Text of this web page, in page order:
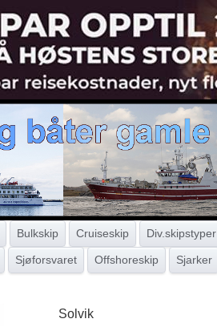
Bulkskip Cruiseskip Div.skipstyper
Sjøforsvaret Offshoreskip Sjarker
Solvik